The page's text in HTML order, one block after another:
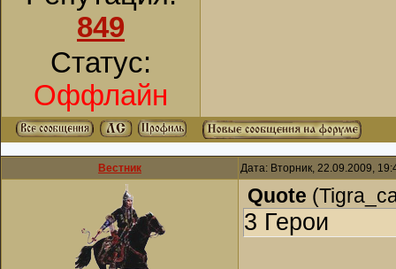
849
Статус:
Оффлайн
Вестник Дата: Вторник, 22.09.2009,
Quote (
3 Герои